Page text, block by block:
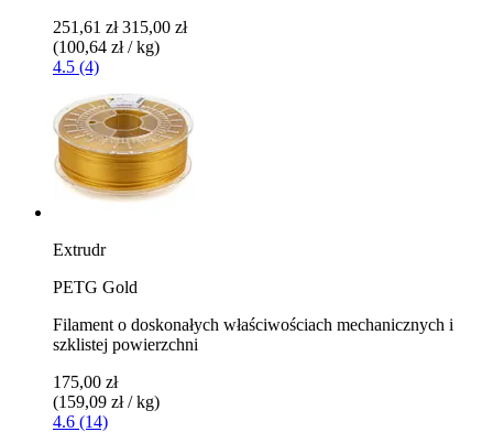
251,61 zł 315,00 zł
(100,64 zł / kg)
4.5 (4)
Extrudr
PETG Gold
Filament o doskonałych właściwościach mechanicznych i
szklistej powierzchni
175,00 zł
(159,09 zł / kg)
4.6 (14)